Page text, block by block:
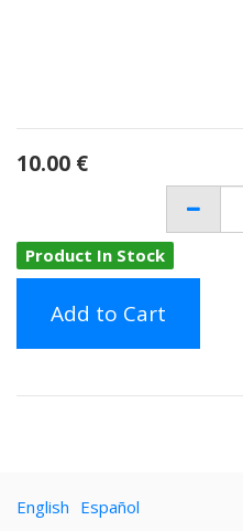
10.00 €
Product In Stock
Add to Cart
English Español